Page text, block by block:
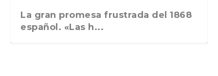
La gran promesa frustrada del 1868
español. «Las h...